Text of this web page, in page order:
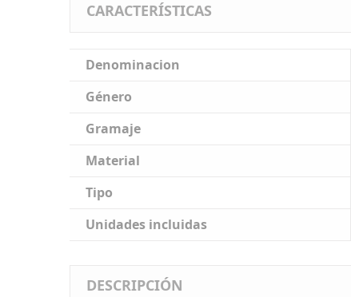
CARACTERÍSTICAS
Denominacion
Género
Gramaje
Material
Tipo
Unidades incluidas
DESCRIPCIÓN